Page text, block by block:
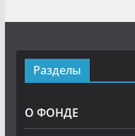
Разделы
О ФОНДЕ